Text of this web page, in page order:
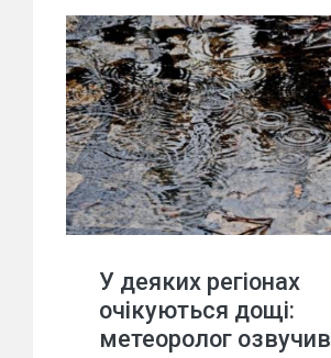
У деяких регіонах
очікуються дощі:
метеоролог озвучив